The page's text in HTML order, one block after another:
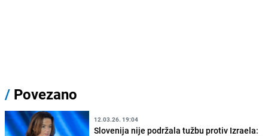
/ Povezano
12.03.26. 19:04
Slovenija nije podržala tužbu protiv Izraela: